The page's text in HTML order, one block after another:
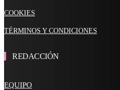
COOKIES
TÉRMINOS Y CONDICIONES
REDACCIÓN
EQUIPO